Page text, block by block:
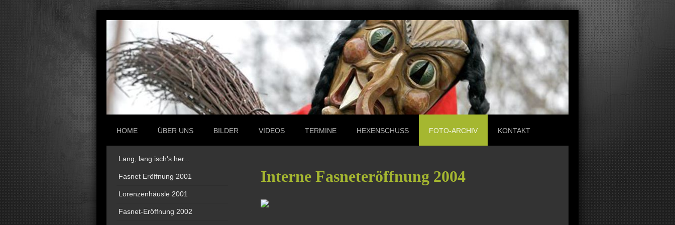
HOME ÜBER UNS BILDER VIDEOS TERMINE HEXENSCHUSS FOTO-ARCHIV KONTAKT
Interne Fasneteröffnung 2004
Lang, lang isch's her...
Fasnet Eröffnung 2001
Lorenzenhäusle 2001
Fasnet-Eröffnung 2002